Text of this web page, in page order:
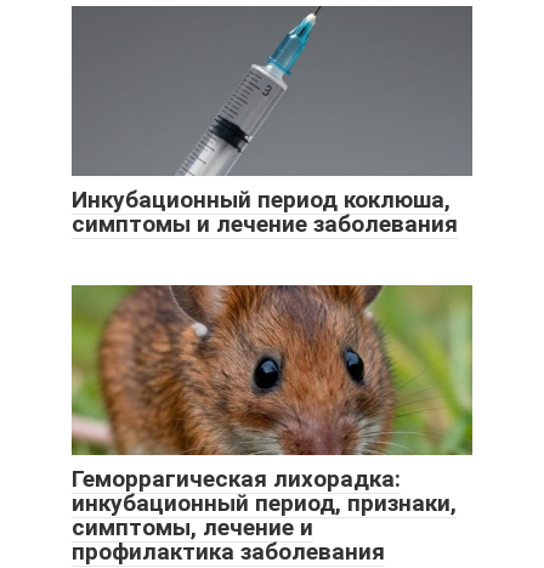
Инкубационный период коклюша,
симптомы и лечение заболевания
Геморрагическая лихорадка:
инкубационный период, признаки,
симптомы, лечение и
профилактика заболевания